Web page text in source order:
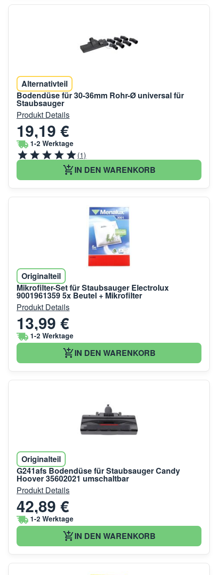
Alternativteil
Bodendüse für 30-36mm Rohr-Ø universal für
Staubsauger
Produkt Details
19,19 €
1-2 Werktage
(1)
IN DEN WARENKORB
Originalteil
Mikrofilter-Set für Staubsauger Electrolux
9001961359 5x Beutel + Mikrofilter
Produkt Details
13,99 €
1-2 Werktage
IN DEN WARENKORB
Originalteil
G241afs Bodendüse für Staubsauger Candy
Hoover 35602021 umschaltbar
Produkt Details
42,89 €
1-2 Werktage
IN DEN WARENKORB